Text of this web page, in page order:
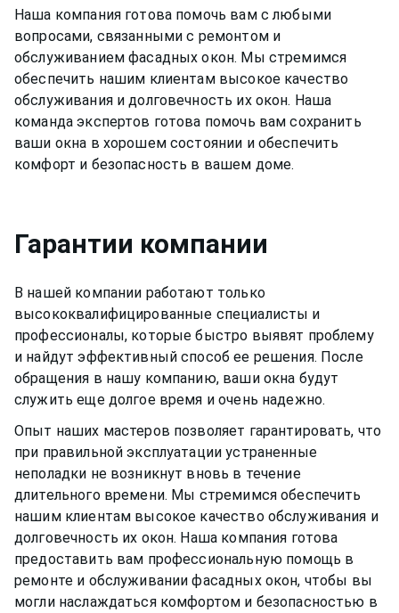
Наша компания готова помочь вам с любыми
вопросами, связанными с ремонтом и
обслуживаниемфасадных окон. Мы стремимся
обеспечить нашим клиентам высокое качество
обслуживания и долговечность их окон. Наша
команда экспертов готова помочь вам сохранить
ваши окна в хорошем состоянии и обеспечить
комфорт и безопасность в вашем доме.
Гарантии компании
В нашей компании работают только
высококвалифицированные специалисты и
профессионалы, которые быстро выявят проблему
и найдут эффективный способ ее решения. После
обращения в нашу компанию, ваши окна будут
служить еще долгое время и очень надежно.
Опыт наших мастеров позволяет гарантировать, что
при правильной эксплуатации устраненные
неполадки не возникнут вновь в течение
длительного времени. Мы стремимся обеспечить
нашим клиентам высокое качество обслуживания и
долговечность их окон. Наша компания готова
предоставить вам профессиональную помощь в
ремонте и обслуживаниифасадных окон, чтобы вы
могли наслаждаться комфортом и безопасностью в